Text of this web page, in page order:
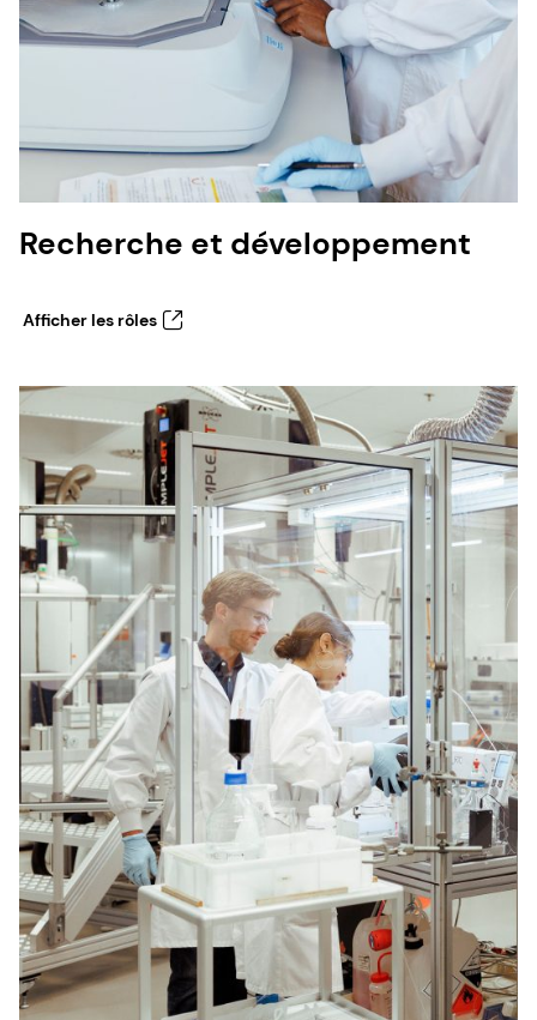
Recherche et développement
Afficher les rôles